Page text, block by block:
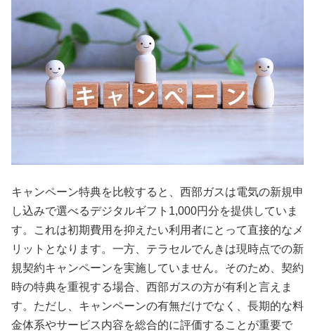
キャンペーン特典を比較すると、西部ガスは電気の新規申
し込みで選べるデジタルギフト1,000円分を提供していま
す。これは初期費用を抑えたい利用者にとって直接的なメ
リットとなります。一方、テラセルでんきは現時点での新
規契約キャンペーンを実施していません。そのため、契約
時の特典を重視する場合、西部ガスの方が有利と言えま
す。ただし、キャンペーンの有無だけでなく、長期的な料
金体系やサービス内容を総合的に評価することが重要で